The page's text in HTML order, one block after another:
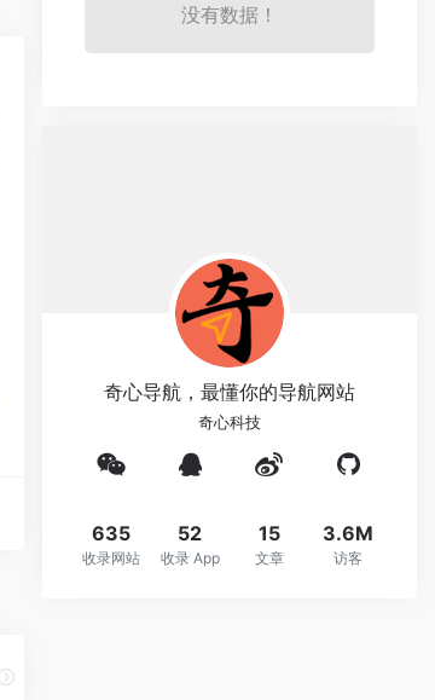
没有数据！
奇心导航，最懂你的导航网站
奇心科技
635
收录网站
52
收录 App
15
文章
3.6M
访客